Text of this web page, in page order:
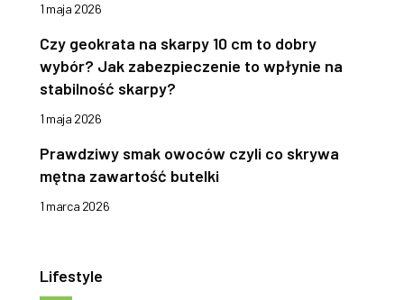
1 maja 2026
Czy geokrata na skarpy 10 cm to dobry
wybór? Jak zabezpieczenie to wpłynie na
stabilność skarpy?
1 maja 2026
Prawdziwy smak owoców czyli co skrywa
mętna zawartość butelki
1 marca 2026
Lifestyle